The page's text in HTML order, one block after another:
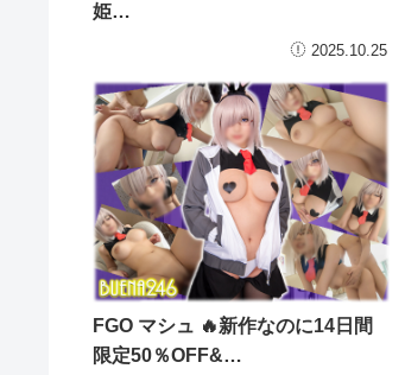
姫…
2025.10.25
FGO マシュ 🔥新作なのに14日間
限定50％OFF&…